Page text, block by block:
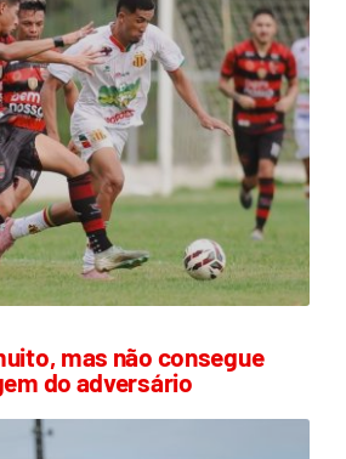
mas não consegue
do adversário